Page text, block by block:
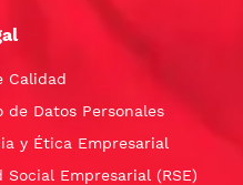
Calidad
Datos Personales
y Ética Empresarial
Empresarial (RSE)